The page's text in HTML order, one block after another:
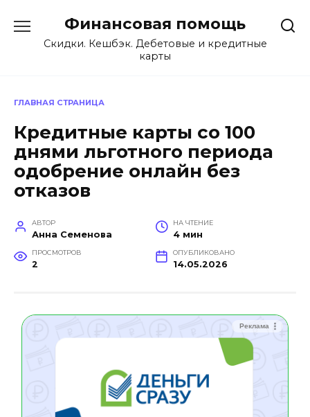
содержанию
Финансовая помощь
Скидки. Кешбэк. Дебетовые и кредитные
карты
ГЛАВНАЯ СТРАНИЦА
Кредитные карты со 100
днями льготного периода
одобрение онлайн без
отказов
АВТОР
Анна Семенова
НА ЧТЕНИЕ
4 мин
ПРОСМОТРОВ
2
ОПУБЛИКОВАНО
14.05.2026
Реклама